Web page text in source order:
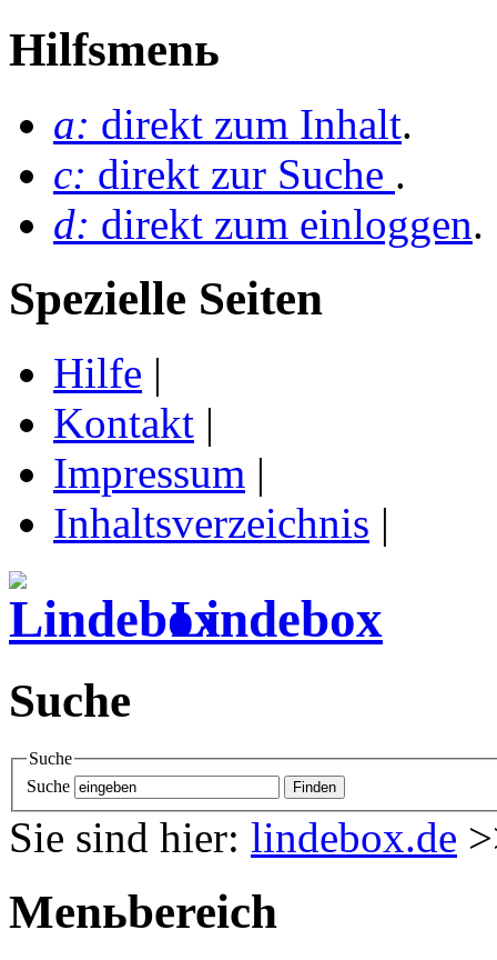
Hilfsmenь
a: direkt zum Inhalt.
c: direkt zur Suche .
d: direkt zum einloggen.
Spezielle Seiten
Hilfe |
Kontakt |
Impressum |
Inhaltsverzeichnis |
Lindebox
Suche
Suche
Suche
Sie sind hier: lindebox.de
Menьbereich